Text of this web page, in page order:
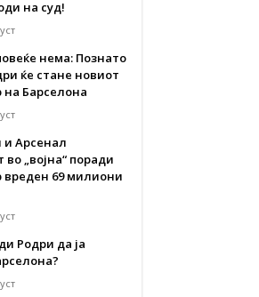
на суд!
нема: Познато
ќе стане новиот
на Барселона
и Арсенал
во „војна“ поради
вреден 69 милиони
Родри да ја